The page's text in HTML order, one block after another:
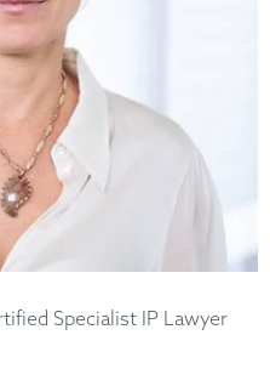
Specialist IP Lawyer